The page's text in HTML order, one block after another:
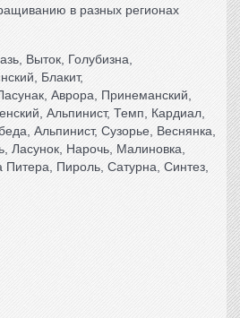
в разных регионах
Выток, Голубизна,
Блакит,
Аврора, Принеманский,
Альпинист, Темп, Кардиал,
Альпинист, Сузорье, Веснянка,
Ласунок, Нарочь, Малиновка,
Питера, Пироль, Сатурна, Синтез,